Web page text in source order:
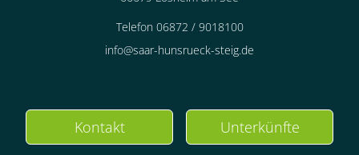
Telefon 06872 / 9018100
info@saar-hunsrueck-steig.de
Kontakt Unterkünfte